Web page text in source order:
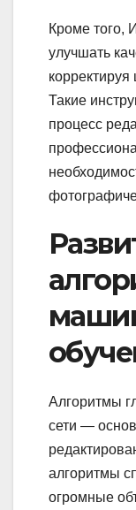
Кроме того,
улучшать
корректируя
Такие
процесс
Алгоритмы
сети —
алгоритмы
огромные